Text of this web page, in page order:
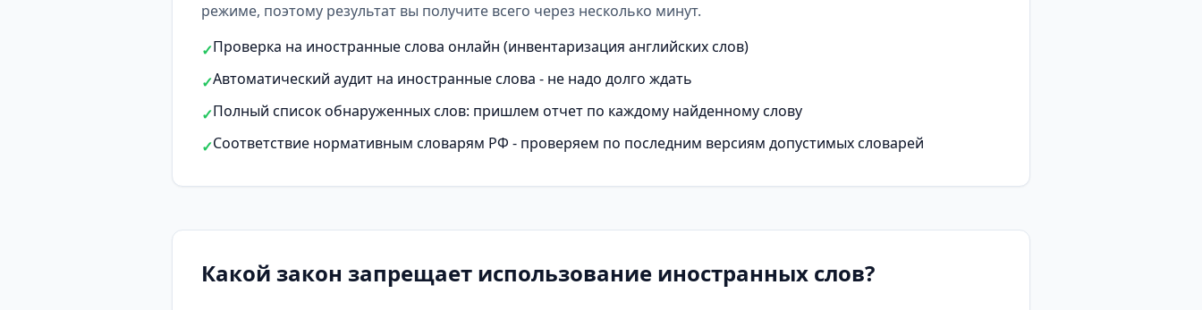
режиме, поэтому результат вы получите всего через несколько минут.
✓Проверка на иностранные слова онлайн (инвентаризация английских слов)
✓Автоматический аудит на иностранные слова - не надо долго ждать
✓Полный список обнаруженных слов: пришлем отчет по каждому найденному слову
✓Соответствие нормативным словарям РФ - проверяем по последним версиям допустимых словарей
Какой закон запрещает использование иностранных слов?